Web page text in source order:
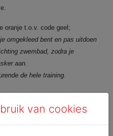
oranje t.o.v. code geel;
omgekleed bent en pas uitdoen
zwembad, zodra je
aan.
de hele training.
tot COVID-19 (tests,
quarantaine, besmettingen…) te
van cookies